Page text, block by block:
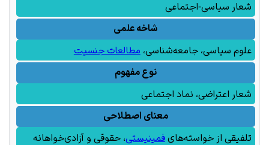
شعار سیاسی-اجتماعی
شاخه علمی
علوم سیاسی،جامعه‌شناسی، مطالعات جنسیت
نوع مفهوم
شعار اعتراضی، نماد اجتماعی
معنای اصطلاحی
تلفیقی از خواسته‌هایفمینیستی، حقوقی و آزادی‌خواهانه